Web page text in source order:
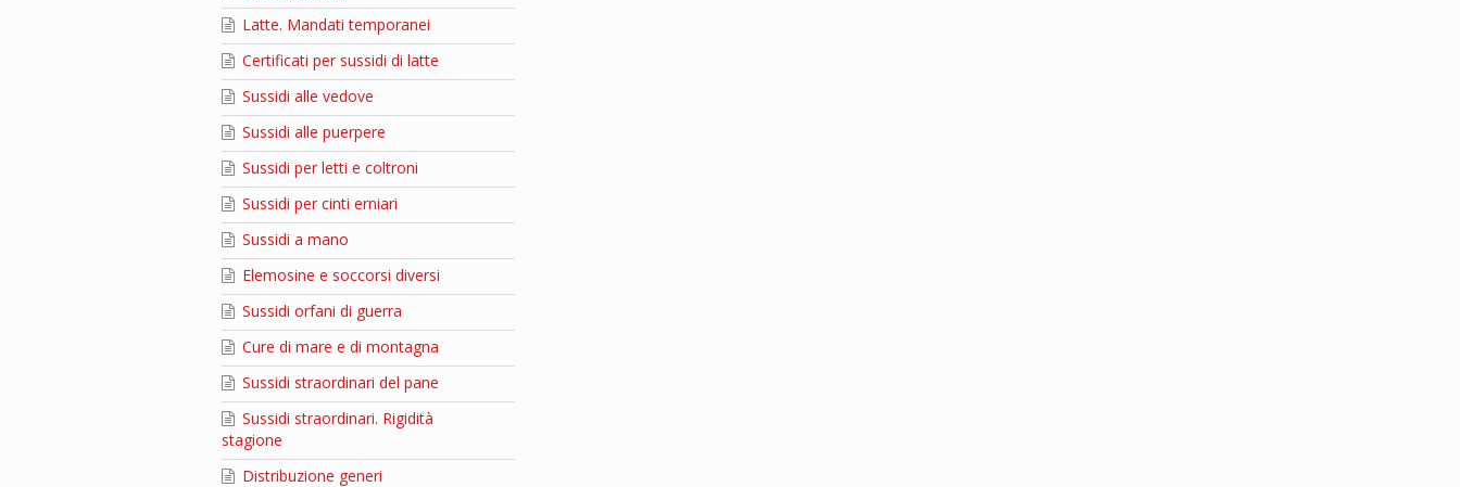
Latte. Mandati temporanei
Certificati per sussidi di latte
Sussidi alle vedove
Sussidi alle puerpere
Sussidi per letti e coltroni
Sussidi per cinti erniari
Sussidi a mano
Elemosine e soccorsi diversi
Sussidi orfani di guerra
Cure di mare e di montagna
Sussidi straordinari del pane
Sussidi straordinari. Rigidità
stagione
Distribuzione generi